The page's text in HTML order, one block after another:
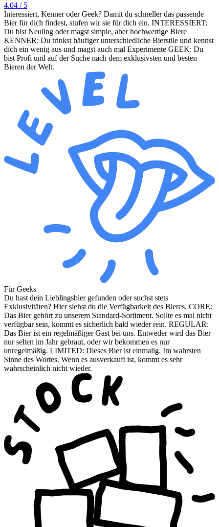
4.04 / 5
Interessiert, Kenner oder Geek? Damit du schneller das passende
Bier für dich findest, stufen wir sie für dich ein. INTERESSIERT:
Du bist Neuling oder magst simple, aber hochwertige Biere
KENNER: Du trinkst häufiger unterschiedliche Bierstile und kennst
dich ein wenig aus und magst auch mal Experimente GEEK: Du
bist Profi und auf der Suche nach dem exklusivsten und besten
Bieren der Welt.
Für Geeks
Du hast dein Lieblingsbier gefunden oder suchst stets
Exklusivitäten? Hier siehst du die Verfügbarkeit des Bieres. CORE:
Das Bier gehört zu unserem Standard-Sortiment. Sollte es mal nicht
verfügbar sein, kommt es sicherlich bald wieder rein. REGULAR:
Das Bier ist ein regelmäßiger Gast bei uns. Entweder wird das Bier
nur selten im Jahr gebraut, oder wir bekommen es nur
unregelmäßig. LIMITED: Dieses Bier ist einmalig. Im wahrsten
Sinne des Wortes. Wenn es ausverkauft ist, kommt es sehr
wahrscheinlich nicht wieder.